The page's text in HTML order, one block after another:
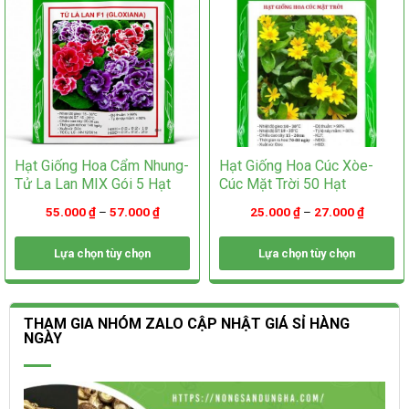
chọn
trên
trang
sản
phẩm
trên
trang
sản
phẩm
Hạt Giống Hoa Cẩm Nhung-
Tử La Lan MIX Gói 5 Hạt
55.000₫– 57.000₫
Lựa chọn tùy chọn
Sản
này
có
nhiều
biến
Các
Hạt Giống Hoa Cúc Xòe-
Cúc Mặt Trời 50 Hạt
25.000₫– 27.000₫
Lựa chọn tùy chọn
Sản
này
có
thể.
Các
THAM GIA NHÓM ZALO CẬP NHẬT GIÁ SỈ HÀNG
NGÀY